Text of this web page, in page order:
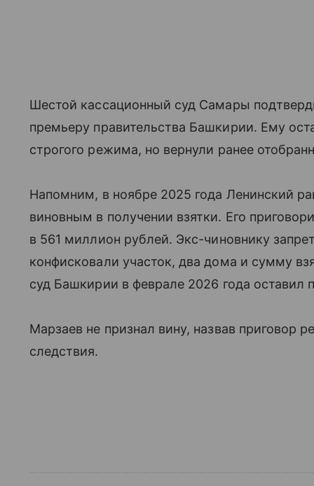
Шестой кассационный суд Самары
премьеру правительства Башкирии. Ему
строгого режима, но вернули ранее
Напомним, в ноябре 2025 года Ленинский
виновным в получении взятки. Его
в 561 миллион рублей. Экс-чиновнику
конфисковали участок, два дома и сумму
суд Башкирии в феврале 2026 года оставил
Марзаев не признал вину, назвав приговор
следствия.